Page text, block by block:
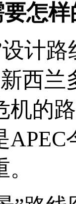
要怎
计
西
机的